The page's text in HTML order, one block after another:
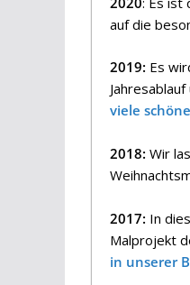
auf die
2019: Es
viele
2018: Wir
2017: In
Malprojekt
in unserer